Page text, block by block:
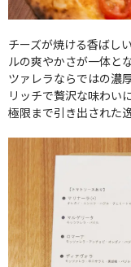
チーズが焼ける香ばし
ルの爽やかさが一体と
ツァレラならではの濃
リッチで贅沢な味わい
極限まで引き出された